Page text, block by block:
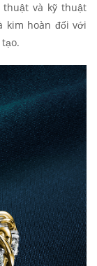
và kỹ thuật
kim hoàn đối với